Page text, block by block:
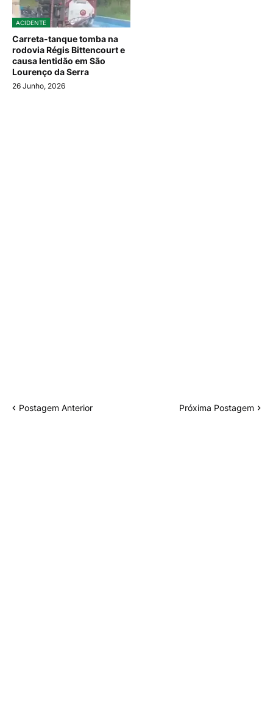
ACIDENTE
Carreta-tanque tomba na
rodovia Régis Bittencourt e
causa lentidão em São
Lourenço da Serra
26 Junho, 2026
Postagem Anterior Próxima Postagem